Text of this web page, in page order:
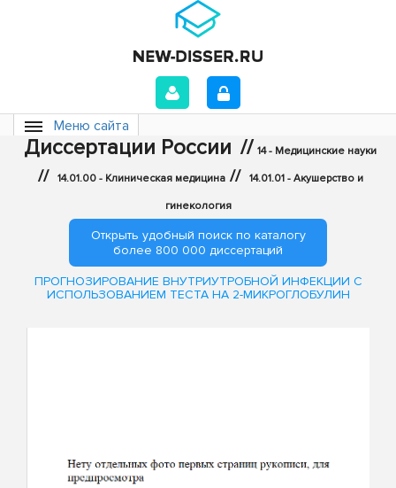
Меню сайта
Диссертации России // 14 - Медицинские науки
// 14.01.00 - Клиническая медицина // 14.01.01 - Акушерство и
гинекология
Открыть удобный поиск по каталогу
более 800 000 диссертаций
ПРОГНОЗИРОВАНИЕ ВНУТРИУТРОБНОЙ ИНФЕКЦИИ С
ИСПОЛЬЗОВАНИЕМ ТЕСТА НА 2-МИКРОГЛОБУЛИН